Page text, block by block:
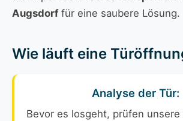
Augsdorffür eine saubere Lösung.
Wie läuft eine
Analyse der Tür:
Bevor es losgeht, prüfen unsere